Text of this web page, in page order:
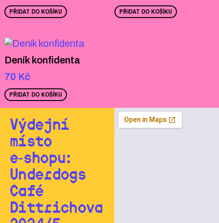
PŘIDAT DO KOŠÍKU PŘIDAT DO KOŠÍKU
Deník konfidenta
70 Kč
PŘIDAT DO KOŠÍKU
Výdejní
místo
e‑shopu:
Underdogs
Café
Dittrichova